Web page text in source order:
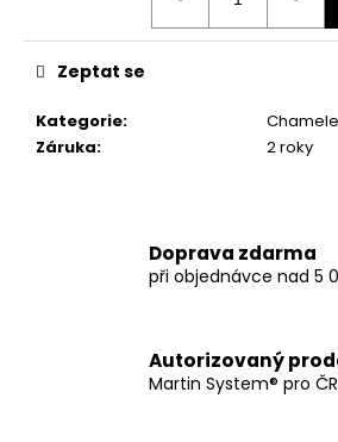
Kategorie:
Záruka: 2 roky
Zeptat se
Doprava zdarma
při objednávce nad 5
Autorizovaný
Martin System® pro
e
PROTEIN
BALL
(500G)